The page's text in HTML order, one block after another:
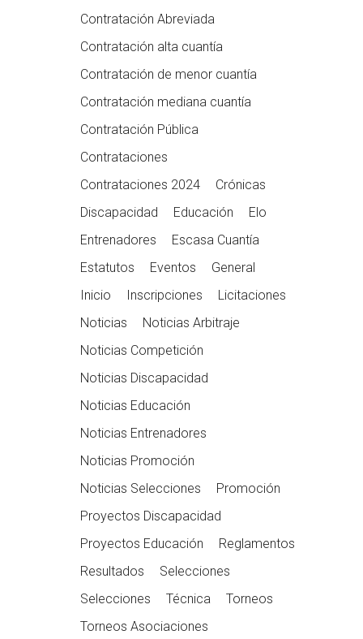
Contratación Abreviada
Contratación alta cuantía
Contratación de menor cuantía
Contratación mediana cuantía
Contratación Pública
Contrataciones
Contrataciones 2024
Crónicas
Discapacidad
Educación
Elo
Entrenadores
Escasa Cuantía
Estatutos
Eventos
General
Inicio
Inscripciones
Licitaciones
Noticias
Noticias Arbitraje
Noticias Competición
Noticias Discapacidad
Noticias Educación
Noticias Entrenadores
Noticias Promoción
Noticias Selecciones
Promoción
Proyectos Discapacidad
Proyectos Educación
Reglamentos
Resultados
Selecciones
Selecciones
Técnica
Torneos
Torneos Asociaciones